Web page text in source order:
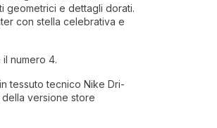
geometrici e dettagli dorati.
con stella celebrativa e
numero 4.
tessuto tecnico Nike Dri-
versione store